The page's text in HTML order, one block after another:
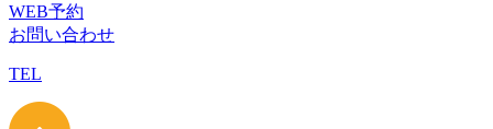
WEB予約
お問い合わせ
TEL